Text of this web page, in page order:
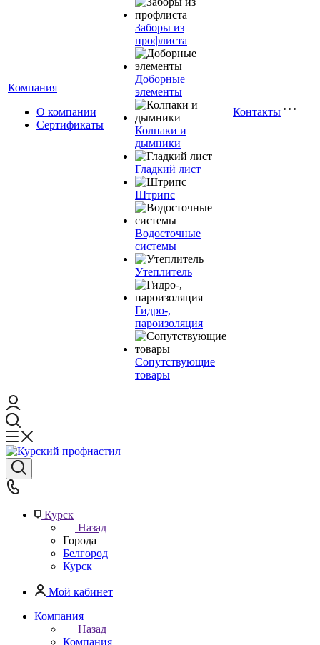
Компания
О компании
Сертификаты
Заборы из
профлиста
Доборные
элементы
Колпаки и
дымники
Гладкий лист
Штрипс
Водосточные
системы
Утеплитель
Гидро-,
пароизоляция
Сопутствующие
товары
Контакты
Курск
Назад
Города
Белгород
Курск
Мой кабинет
Компания
Назад
Компания